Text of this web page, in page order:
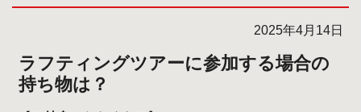
2025年4月14日
ラフティングツアーに参加する場合の
持ち物は？